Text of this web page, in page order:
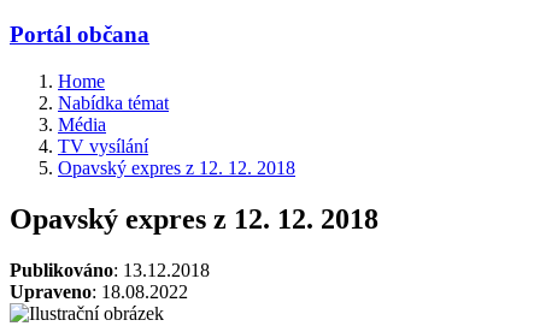
Portál občana
Home
Nabídka témat
Média
TV vysílání
Opavský expres z 12. 12. 2018
Opavský expres z 12. 12. 2018
Publikováno: 13.12.2018
Upraveno: 18.08.2022